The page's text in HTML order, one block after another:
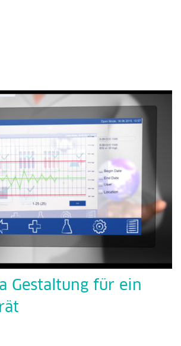
Gestaltung für ein